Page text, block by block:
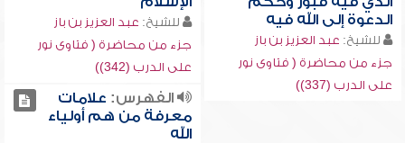
الدعوة إلى الله فيه
للشيخ: عبد العزيز بن باز
جزء من محاضرة ( فتاوى نور
على الدرب (337))
للشيخ: عبد العزيز بن باز
جزء من محاضرة ( فتاوى نور
على الدرب (342))
الفهرس: علامات
معرفة من هم أولياء
الله